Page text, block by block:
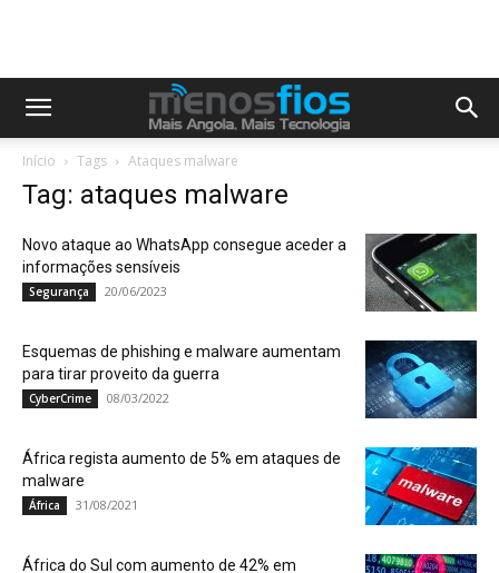
Início Tags Ataques malware
Tag: ataques malware
Novo ataque ao WhatsApp consegue aceder a
informações sensíveis
Segurança 20/06/2023
Esquemas de phishing e malware aumentam
para tirar proveito da guerra
CyberCrime 08/03/2022
África regista aumento de 5% em ataques de
malware
África 31/08/2021
África do Sul com aumento de 42% em